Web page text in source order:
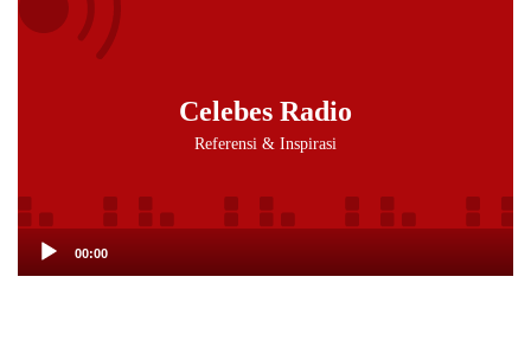
Celebes Radio
Referensi & Inspirasi
Player
00:00